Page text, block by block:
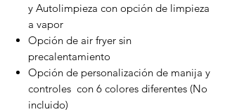
y Autolimpieza con opción de limpieza
a vapor
Opción de air fryer sin
precalentamiento
Opción de personalización de manija y
controles con 6 colores diferentes (No
incluido)